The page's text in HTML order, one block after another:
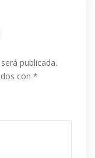
publicada.
con *